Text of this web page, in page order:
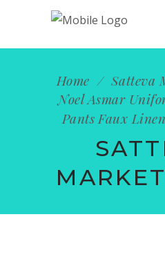
Home / Satteva
Noel Asmar
Pants Faux
ENVÍO GRATUITO EN
A $1,200 MXN